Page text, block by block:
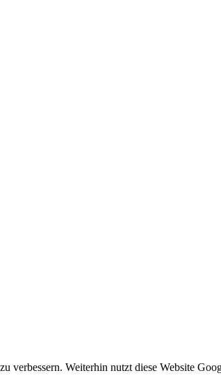
verbessern. Weiterhin nutzt diese Website